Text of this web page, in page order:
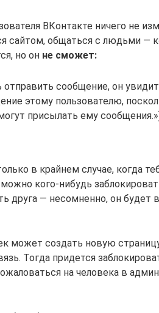
ВКонтакте ничего не
сайтом, общаться с людьми —
но он не сможет:
сообщение, он
этому пользователю,
присылать ему
в крайнем случае, когда
кого-нибудь
друга — несомненно, он будет в
может создать новую
Тогда придется
на человека в